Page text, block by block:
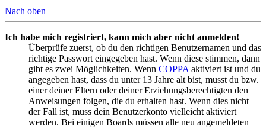
Nach oben
Ich habe mich registriert, kann mich aber nicht anmelden!
Überprüfe zuerst, ob du den richtigen Benutzernamen und das
richtige Passwort eingegeben hast. Wenn diese stimmen, dann
gibt es zwei Möglichkeiten. Wenn COPPA aktiviert ist und du
angegeben hast, dass du unter 13 Jahre alt bist, musst du bzw.
einer deiner Eltern oder deiner Erziehungsberechtigten den
Anweisungen folgen, die du erhalten hast. Wenn dies nicht
der Fall ist, muss dein Benutzerkonto vielleicht aktiviert
werden. Bei einigen Boards müssen alle neu angemeldeten